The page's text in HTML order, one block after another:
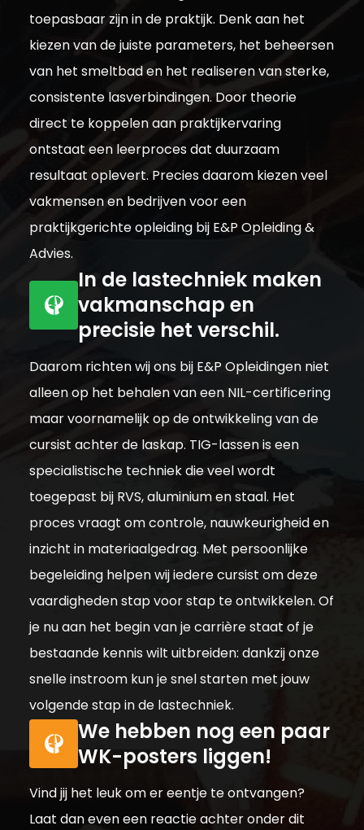
toepasbaar zijn in de praktijk. Denk aan het
kiezen van de juiste parameters, het beheersen
van het smeltbad en het realiseren van sterke,
consistente lasverbindingen. Door theorie
direct te koppelen aan praktijkervaring
ontstaat een leerproces dat duurzaam
resultaat oplevert. Precies daarom kiezen veel
vakmensen en bedrijven voor een
praktijkgerichte opleiding bij E&P Opleiding &
Advies.
In de lastechniek maken
vakmanschap en
precisie het verschil.
Daarom richten wij ons bij E&P Opleidingen niet
alleen op het behalen van een NIL-certificering
maar voornamelijk op de ontwikkeling van de
cursist achter de laskap. TIG-lassen is een
specialistische techniek die veel wordt
toegepast bij RVS, aluminium en staal. Het
proces vraagt om controle, nauwkeurigheid en
inzicht in materiaalgedrag. Met persoonlijke
begeleiding helpen wij iedere cursist om deze
vaardigheden stap voor stap te ontwikkelen. Of
je nu aan het begin van je carrière staat of je
bestaande kennis wilt uitbreiden: dankzij onze
snelle instroom kun je snel starten met jouw
volgende stap in de lastechniek.
We hebben nog een paar
WK-posters liggen!
Vind jij het leuk om er eentje te ontvangen?
Laat dan even een reactie achter onder dit